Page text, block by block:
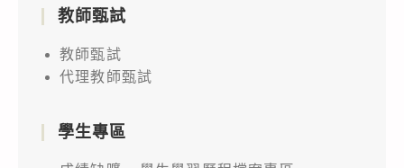
教師甄試
教師甄試
代理教師甄試
學生專區